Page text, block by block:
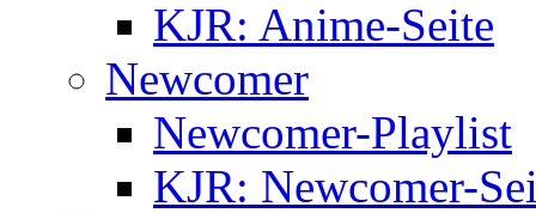
KJR: Anime-Seite
Newcomer
Newcomer-Playlist
KJR: Newcomer-